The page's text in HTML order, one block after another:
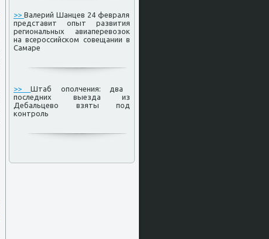
>> Валерий Шанцев 24 февраля
представит опыт развития
региональных авиаперевозок
на всероссийском совещании в
Самаре
>>Штаб ополчения: два
последних выезда из
Дебальцево взяты под
контроль